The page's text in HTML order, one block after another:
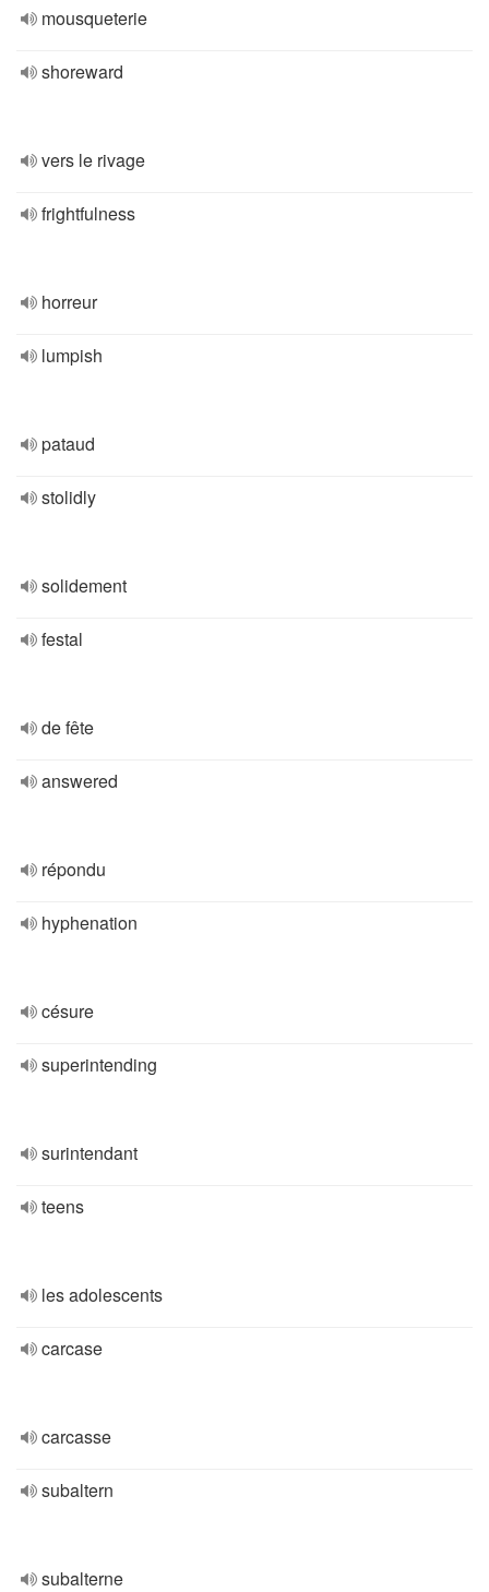
mousqueterie
shoreward
vers le rivage
frightfulness
horreur
lumpish
pataud
stolidly
solidement
festal
de fête
answered
répondu
hyphenation
césure
superintending
surintendant
teens
les adolescents
carcase
carcasse
subaltern
subalterne